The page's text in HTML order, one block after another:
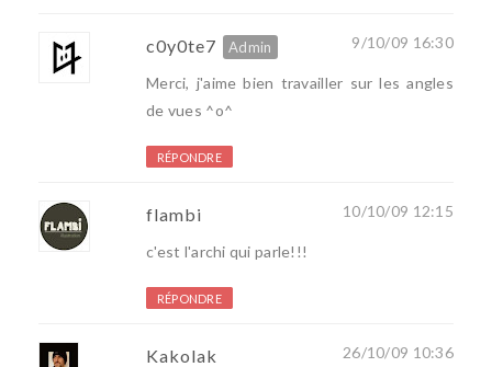
c0y0te7 9/10/09 16:30
Merci, j'aime bien travailler sur les angles
de vues ^o^
RÉPONDRE
flambi 10/10/09 12:15
c'est l'archi qui parle!!!
RÉPONDRE
Kakolak 26/10/09 10:36